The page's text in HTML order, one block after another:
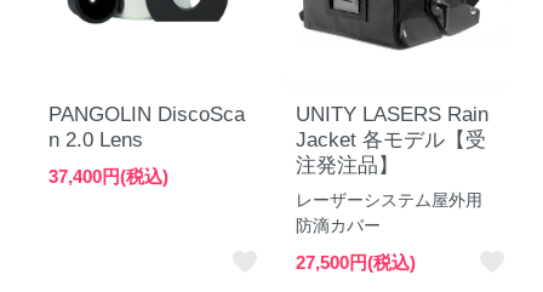
PANGOLIN DiscoSca
n 2.0 Lens
37,400円(税込)
UNITY LASERS Rain
Jacket 各モデル【受
注発注品】
レーザーシステム屋外用
防滴カバー
27,500円(税込)